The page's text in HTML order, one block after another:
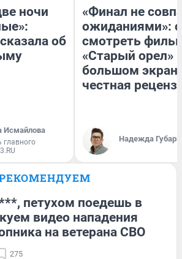
ночи
об
Исмайлова
главного
«Финал не
ожиданиями»:
смотреть
«Старый орел»
большом
честная
Надежда Губарь
петухом поедешь в
видео нападения
на ветерана СВО
275